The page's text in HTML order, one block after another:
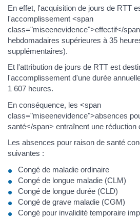
En effet, l'acquisition de jours de RTT
l'accomplissement <span
class="miseenevidence">effectif</
hebdomadaires supérieures à 35
supplémentaires).
Et l'attribution de jours de RTT est
l'accomplissement d'une durée
1 607 heures.
En conséquence, les <span
class="miseenevidence">absences
santé</span> entraînent une réduction
Les absences pour raison de santé
suivantes :
Congé de maladie ordinaire
Congé de longue maladie (CLM)
Congé de longue durée (CLD)
Congé de grave maladie (CGM)
Congé pour invalidité temporaire